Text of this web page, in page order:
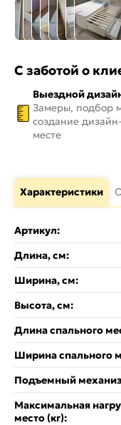
С заботой о
Выездной
Замеры, подбор
создание
месте
Характеристики
Артикул:
Длина, см:
Ширина, см:
Высота, см:
Длина спального
Ширина спального
Подъемный
Максимальная
место (кг):